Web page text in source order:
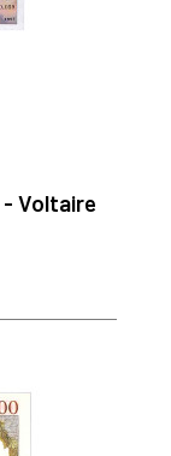
Voltaire